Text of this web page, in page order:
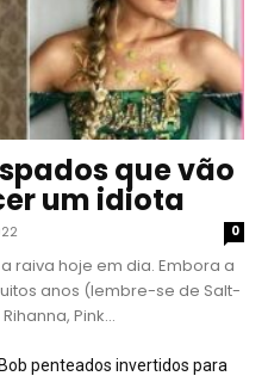
que vão
um idiota
0
raiva hoje em dia. Embora a
anos (lembre-se de Salt-
Pink...
penteados invertidos para